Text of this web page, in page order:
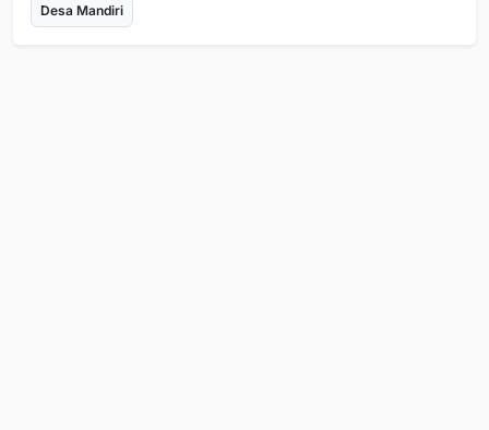
Desa Mandiri